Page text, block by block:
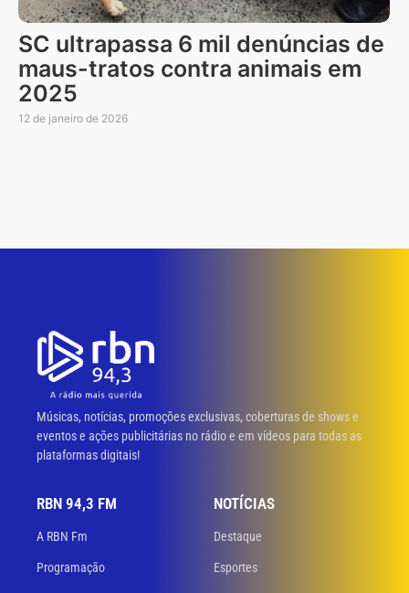
SC ultrapassa 6 mil denúncias de
maus-tratos contra animais em
2025
12 de janeiro de 2026
Músicas, notícias, promoções exclusivas, coberturas de shows e
eventos e ações publicitárias no rádio e em vídeos para todas as
plataformas digitais!
RBN 94,3 FM
A RBN Fm
Programação
NOTÍCIAS
Destaque
Esportes